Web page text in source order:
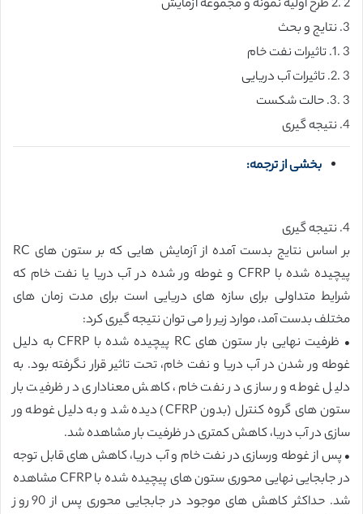
2 .2 طرح اولیه نمونه و مجموعه آزمایش
3. نتایج و بحث
3 .1. تاثیرات نفت خام
3 .2. تاثیرات آب دریایی
3 .3. حالت شکست
4. نتیجه گیری
بخشی از ترجمه:
4. نتیجه گیری
بر اساس نتایج بدست آمده از آزمایش هایی که بر ستون های RC
پیچیده شده با CFRP و غوطه ور شده در آب دریا یا نفت خام که
شرایط متداولی برای سازه های دریایی است برای مدت زمان های
مختلف بدست آمد، موارد زیر را می توان نتیجه گیری کرد:
• ظرفیت نهایی بار ستون های RC پیچیده شده با CFRP به دلیل
غوطه ور شدن در آب دریا و نفت خام، تحت تاثیر قرار نگرفته بود. به
دلیل غوطه ور سازی در نفت خام، کاهش معناداری در ظرفیت بار
ستون های گروه کنترل (بدون CFRP) دیده شد و به دلیل غوطه ور
سازی در آب دریا، کاهش کمتری در ظرفیت بار مشاهده شد.
• پس از غوطه ورسازی در نفت خام و آب دریا، کاهش های قابل توجه
در جابجایی نهایی محوری ستون های پیچیده شده با CFRP مشاهده
شد. حداکثر کاهش های موجود در جابجایی محوری پس از 90 روز